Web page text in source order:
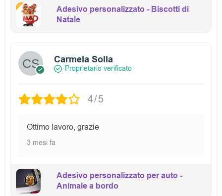
Adesivo personalizzato - Biscotti di
Natale
Carmela Solla
Proprietario verificato
4/5
Ottimo lavoro, grazie
3 mesi fa
Adesivo personalizzato per auto -
Animale a bordo